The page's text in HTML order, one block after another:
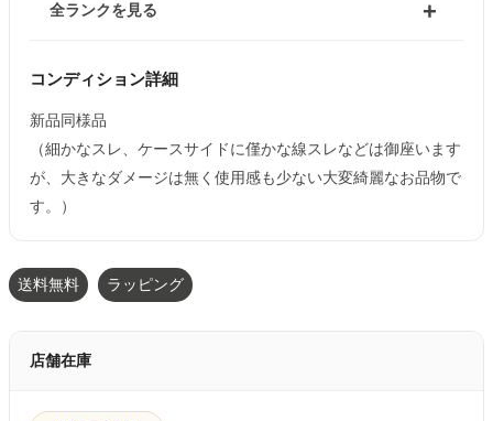
全ランクを見る
コンディション詳細
新品同様品
（細かなスレ、ケースサイドに僅かな線スレなどは御座います
が、大きなダメージは無く使用感も少ない大変綺麗なお品物で
す。）
送料無料 ラッピング
店舗在庫